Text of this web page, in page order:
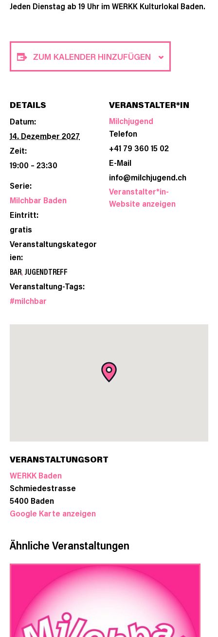
Jeden Dienstag ab 19 Uhr im WERKK Kulturlokal Baden.
ZUM KALENDER HINZUFÜGEN
DETAILS
Datum:
14. Dezember 2027
Zeit:
19:00 – 23:30
Serie:
Milchbar Baden
Eintritt:
gratis
Veranstaltungskategor
ien:
BAR,JUGENDTREFF
Veranstaltung-Tags:
#milchbar
VERANSTALTER*IN
Milchjugend
Telefon
+41 79 360 15 02
E-Mail
info@milchjugend.ch
Veranstalter*in-
Website anzeigen
VERANSTALTUNGSORT
WERKK Baden
Schmiedestrasse
5400 Baden
Google Karte anzeigen
Ähnliche Veranstaltungen